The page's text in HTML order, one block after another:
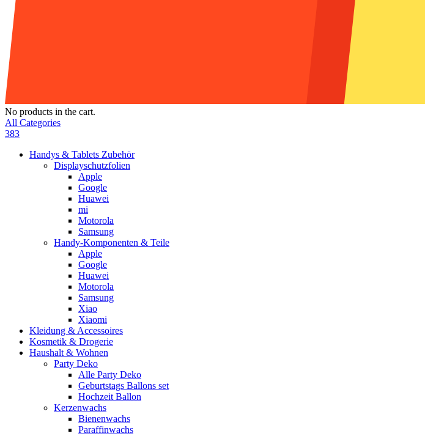
No products in the cart.
All Categories
383
Handys & Tablets Zubehör
Displayschutzfolien
Apple
Google
Huawei
mi
Motorola
Samsung
Handy-Komponenten & Teile
Apple
Google
Huawei
Motorola
Samsung
Xiao
Xiaomi
Kleidung & Accessoires
Kosmetik & Drogerie
Haushalt & Wohnen
Party Deko
Alle Party Deko
Geburtstags Ballons set
Hochzeit Ballon
Kerzenwachs
Bienenwachs
Paraffinwachs